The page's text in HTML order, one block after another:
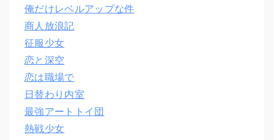
俺だけレベルアップな件
商人放浪記
征服少女
恋と深空
恋は職場で
日替わり内室
最強アートトイ団
熱戦少女